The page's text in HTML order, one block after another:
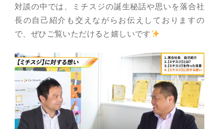
対談の中では、ミチスジの誕生秘話や思いを落合社
長の自己紹介も交えながらお伝えしておりますの
で、ぜひご覧いただけると嬉しいです